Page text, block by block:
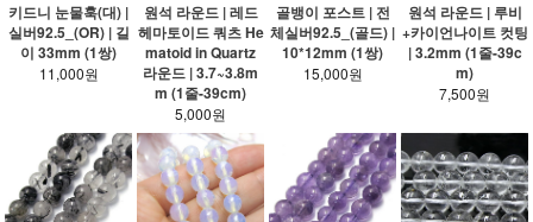
키드니 눈물훅(대) |
실버92.5_(OR) | 길
이 33mm (1쌍)
11,000원
원석 라운드 | 레드
헤마토이드 쿼츠 He
matoid in Quartz
라운드 | 3.7~3.8m
m (1줄-39cm)
5,000원
골뱅이 포스트 | 전
체실버92.5_(골드) |
10*12mm (1쌍)
15,000원
원석 라운드 | 루비
+카이언나이트 컷팅
| 3.2mm (1줄-39c
m)
7,500원